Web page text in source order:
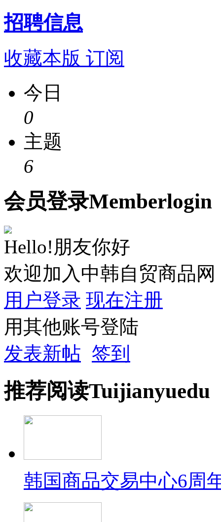
招聘信息
收藏本版 订阅
今日
0
主题
6
会员登录Memberlogin
Hello!朋友你好
欢迎加入中韩自贸商品网
用户登录 现在注册
用其他账号登陆
发表新帖 签到
推荐阅读Tuijianyuedu
韩国商品交易中心6周